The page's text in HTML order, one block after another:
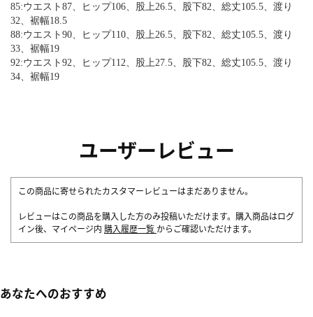
85:ウエスト87、ヒップ106、股上26.5、股下82、総丈105.5、渡り
32、裾幅18.5
88:ウエスト90、ヒップ110、股上26.5、股下82、総丈105.5、渡り
33、裾幅19
92:ウエスト92、ヒップ112、股上27.5、股下82、総丈105.5、渡り
34、裾幅19
ユーザーレビュー
この商品に寄せられたカスタマーレビューはまだありません。
レビューはこの商品を購入した方のみ投稿いただけます。購入商品はログ
イン後、マイページ内 購入履歴一覧 からご確認いただけます。
あなたへのおすすめ